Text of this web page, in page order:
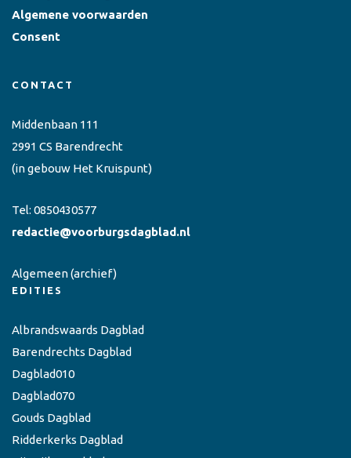
Algemene voorwaarden
Consent
CONTACT
Middenbaan 111
2991 CS Barendrecht
(in gebouw Het Kruispunt)
Tel: 0850430577
redactie@voorburgsdagblad.nl
Algemeen(archief)
EDITIES
Albrandswaards Dagblad
Barendrechts Dagblad
Dagblad010
Dagblad070
Gouds Dagblad
Ridderkerks Dagblad